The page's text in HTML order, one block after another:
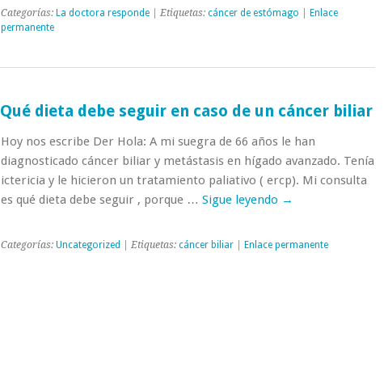
Categorías: La doctora responde| Etiquetas: cáncer de estómago
Enlace
permanente
Qué dieta debe seguir en caso de un cáncer biliar
Hoy nos escribe Der Hola: A mi suegra de 66 años le han
diagnosticado cáncer biliar y metástasis en hígado avanzado. Tenía
ictericia y le hicieron un tratamiento paliativo ( ercp). Mi consulta
es qué dieta debe seguir , porque … Sigue leyendo →
Categorías: Uncategorized | Etiquetas: cáncer biliar| Enlace permanente